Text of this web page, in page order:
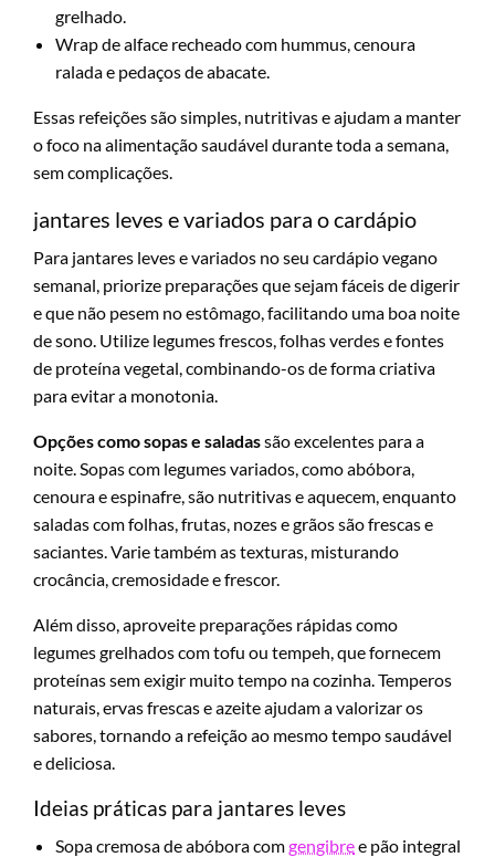
grelhado.
Wrap de alface recheado com hummus, cenoura
ralada e pedaços de abacate.
Essas refeições são simples, nutritivas e ajudam a manter
o foco na alimentação saudável durante toda a semana,
sem complicações.
jantares leves e variados para o cardápio
Para jantares leves e variados no seu cardápio vegano
semanal, priorize preparações que sejam fáceis de digerir
e que não pesem no estômago, facilitando uma boa noite
de sono. Utilize legumes frescos, folhas verdes e fontes
de proteína vegetal, combinando-os de forma criativa
para evitar a monotonia.
Opções como sopas e saladassão excelentes para a
noite. Sopas com legumes variados, como abóbora,
cenoura e espinafre, são nutritivas e aquecem, enquanto
saladas com folhas, frutas, nozes e grãos são frescas e
saciantes. Varie também as texturas, misturando
crocância, cremosidade e frescor.
Além disso, aproveite preparações rápidas como
legumes grelhados com tofu ou tempeh, que fornecem
proteínas sem exigir muito tempo na cozinha. Temperos
naturais, ervas frescas e azeite ajudam a valorizar os
sabores, tornando a refeição ao mesmo tempo saudável
e deliciosa.
Ideias práticas para jantares leves
Sopa cremosa de abóbora comgengibree pão integral